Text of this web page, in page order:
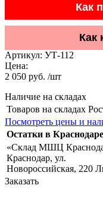
Как
Как
Артикул: УТ-112
Цена:
2 050 руб. /шт
Наличие на складах
Товаров на складах
Посмотреть цены и
Остатки в Краснодаре
«Склад МШЦ
Краснодар, ул.
Новороссийская, 220
Заказать